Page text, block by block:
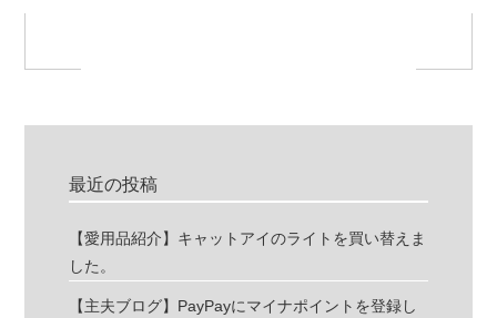
最近の投稿
【愛用品紹介】キャットアイのライトを買い替えま
した。
【主夫ブログ】PayPayにマイナポイントを登録し